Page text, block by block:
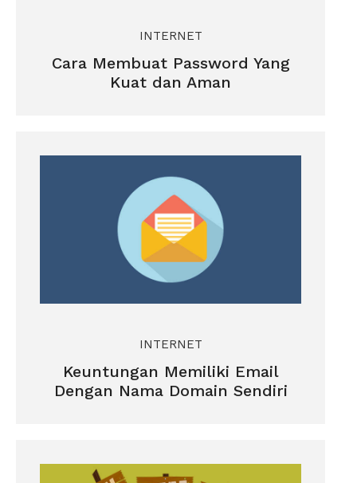
INTERNET
Cara Membuat Password Yang
Kuat dan Aman
INTERNET
Keuntungan Memiliki Email
Dengan Nama Domain Sendiri